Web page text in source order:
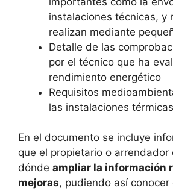
instalaciones técnicas, y
realizan mediante
Detalle de las
por el técnico que ha
rendimiento energético
Requisitos
las instalaciones térmicas
En el documento se incluye
que el propietario o arrendador
dónde ampliar la información
mejoras, pudiendo así